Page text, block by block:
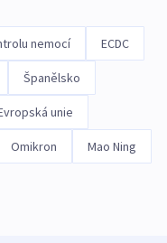
nemocí ECDC
Španělsko
unie
Omikron Mao Ning